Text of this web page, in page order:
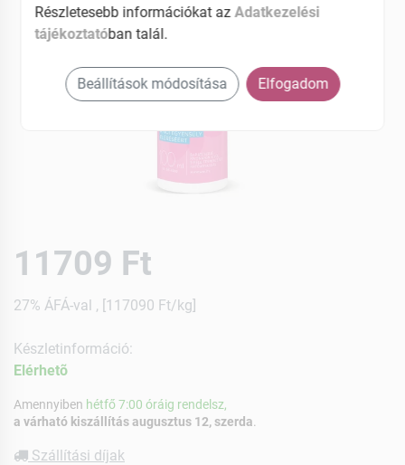
11709 Ft
27% ÁFÁ-val , [117090 Ft/kg]
Készletinformáció:
Elérhetõ
Amennyiben hétfő 7:00 óráig rendelsz,
a várható kiszállítás augusztus 12, szerda
Szállítási díjak
Részletesebb információkat azAdatkezelési
tájékoztatóban talál.
Beállítások módosítása Elfogadom